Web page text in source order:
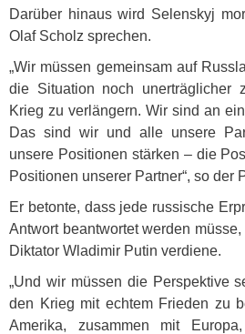
Darüber hinaus wird Selenskyj
Olaf Scholz sprechen.
„Wir müssen gemeinsam auf
die Situation noch unerträglicher
Krieg zu verlängern. Wir sind an
Das sind wir und alle unsere
unsere Positionen stärken – die
Positionen unserer Partner“, so der
Er betonte, dass jede russische
Antwort beantwortet werden
Diktator Wladimir Putin verdiene.
„Und wir müssen die Perspektive
den Krieg mit echtem Frieden zu
Amerika, zusammen mit